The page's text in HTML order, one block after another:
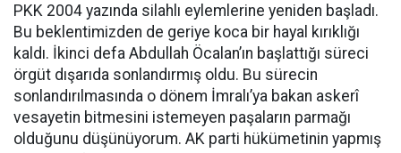
PKK 2004 yazında silahlı eylemlerine yeniden başladı.
Bu beklentimizden de geriye koca bir hayal kırıklığı
kaldı. İkinci defa Abdullah Öcalan’ın başlattığı süreci
örgüt dışarıda sonlandırmış oldu. Bu sürecin
sonlandırılmasında o dönem İmralı’ya bakan askerî
vesayetin bitmesini istemeyen paşaların parmağı
olduğunu düşünüyorum. AK parti hükümetinin yapmış